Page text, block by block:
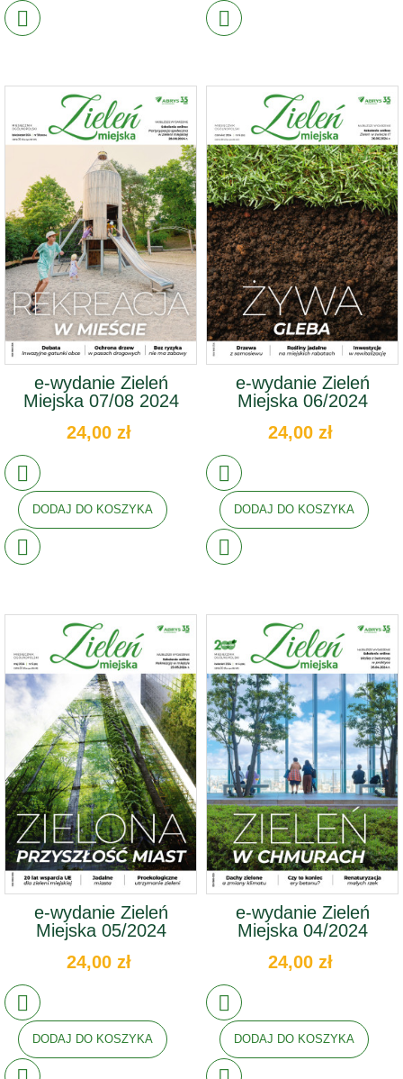
e-wydanie Zieleń
Miejska 07/08 2024
24,00 zł
DODAJ DO KOSZYKA
e-wydanie Zieleń
Miejska 06/2024
24,00 zł
DODAJ DO KOSZYKA
e-wydanie Zieleń
Miejska 05/2024
24,00 zł
DODAJ DO KOSZYKA
e-wydanie Zieleń
Miejska 04/2024
24,00 zł
DODAJ DO KOSZYKA